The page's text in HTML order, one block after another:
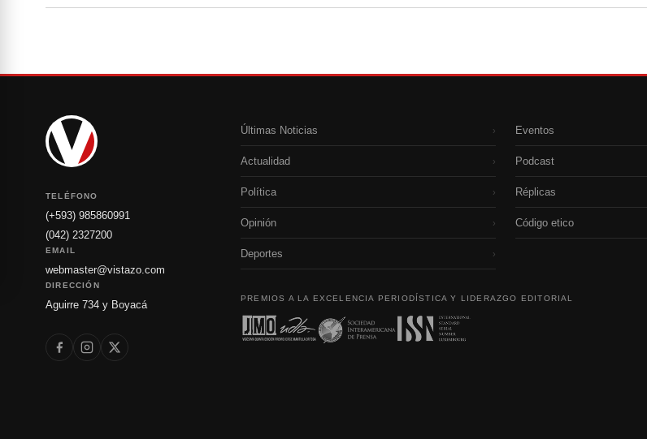
TELÉFONO
(+593) 985860991
(042) 2327200
EMAIL
webmaster@vistazo.com
DIRECCIÓN
Aguirre 734 y Boyacá
Últimas Noticias ›
Actualidad ›
Política ›
Opinión ›
Deportes ›
Eventos
Podcast
Réplicas
Código etico
PREMIOS A LA EXCELENCIA PERIODÍSTICA Y LIDERAZGO EDITORIAL